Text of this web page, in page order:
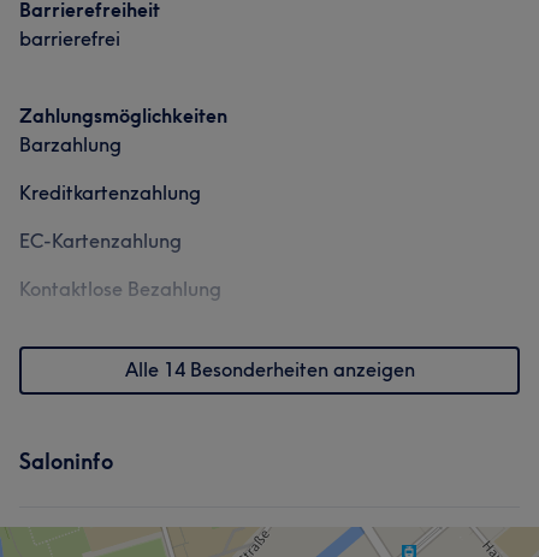
Barrierefreiheit
barrierefrei
Zahlungsmöglichkeiten
Barzahlung
Kreditkartenzahlung
EC-Kartenzahlung
Kontaktlose Bezahlung
Alle 14 Besonderheiten anzeigen
Saloninfo